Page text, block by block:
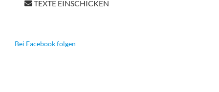
TEXTE EINSCHICKEN
Bei Facebook folgen